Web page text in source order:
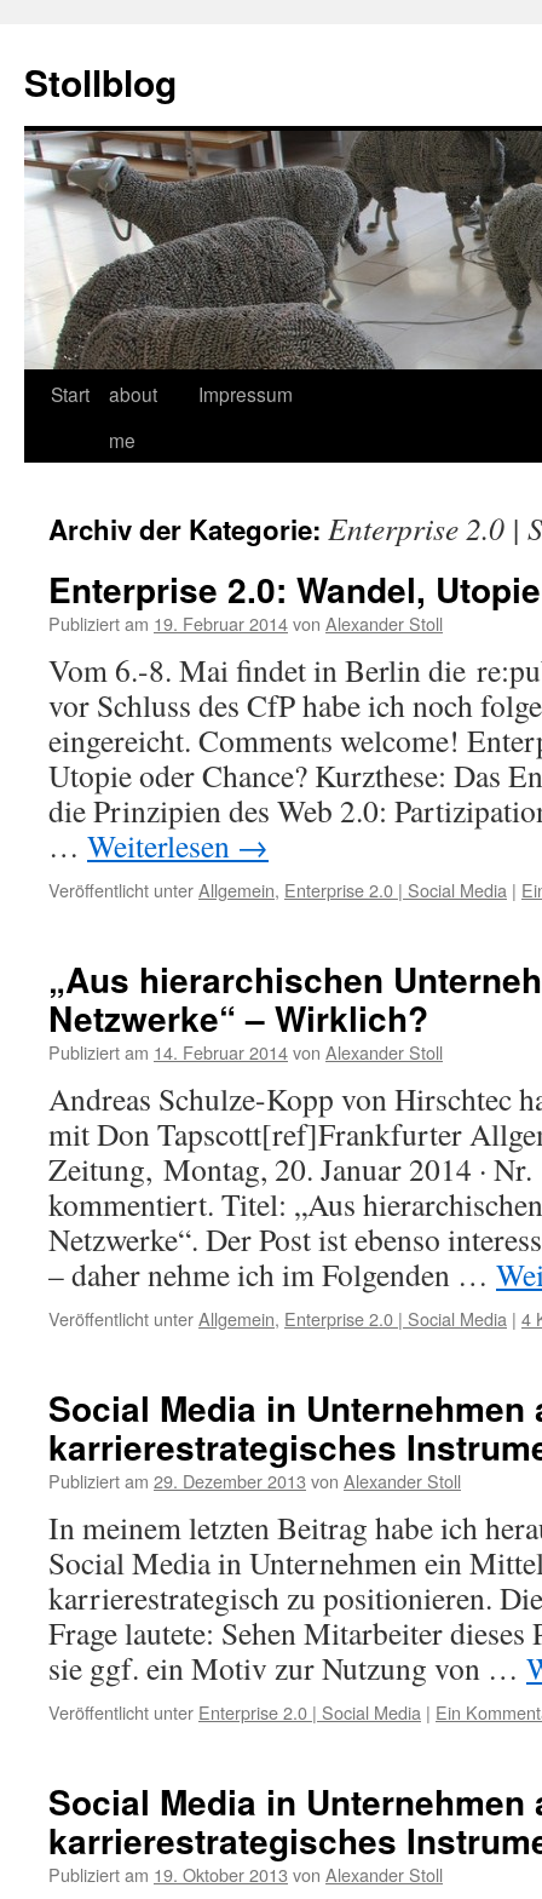
Stollblog
Zum
Start
about
me
Impressum
Archiv der Kategorie: Enterprise 2.0 |
Enterprise 2.0: Wandel,
Publiziert am 19. Februar 2014von Alexander Stoll
Vom 6.-8. Mai findet in Berlin die
vor Schluss des CfP habe ich noch
eingereicht. Comments welcome!
Utopie oder Chance? Kurzthese: Das
die Prinzipien des Web 2.0:
… Weiterlesen →
Veröffentlicht unterAllgemein, Enterprise 2.0 | Social Media |
„Aus hierarchischen
Netzwerke“ – Wirklich?
Publiziert am 14. Februar 2014von Alexander Stoll
Andreas Schulze-Kopp von Hirschtec
mit Don Tapscott[ref]Frankfurter
Zeitung, Montag, 20. Januar 2014 ·
kommentiert. Titel: „Aus
Netzwerke“. Der Post ist ebenso
– daher nehme ich im Folgenden …
Veröffentlicht unterAllgemein, Enterprise 2.0 | Social Media | 4
Social Media in Unternehmen
karrierestrategisches
Publiziert am 29. Dezember 2013 von Alexander Stoll
In meinem letzten Beitrag habe ich
Social Media in Unternehmen ein
karrierestrategisch zu positionieren.
Frage lautete: Sehen Mitarbeiter
sie ggf. ein Motiv zur Nutzung von …
Veröffentlicht unter Enterprise 2.0 | Social Media | Ein
Social Media in Unternehmen
karrierestrategisches
Publiziert am 19. Oktober 2013 von Alexander Stoll